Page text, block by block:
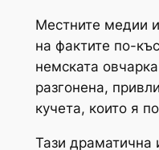
Местните медии
на фактите по-
немската
разгонена,
кучета, които я
Тази драматична